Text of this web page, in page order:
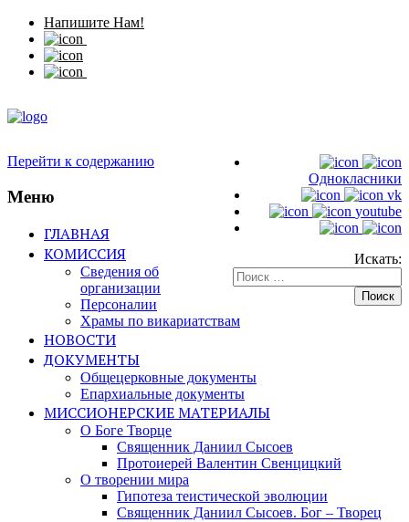
Напишите Нам!
Однокласники
vk
youtube
Искать:
Перейти к содержанию
Меню
ГЛАВНАЯ
КОМИССИЯ
Сведения об
организации
Персоналии
Храмы по викариатствам
НОВОСТИ
ДОКУМЕНТЫ
Общецерковные документы
Епархиальные документы
МИССИОНЕРСКИЕ МАТЕРИАЛЫ
О Боге Творце
Священник Даниил Сысоев
Протоиерей Валентин Свенцицкий
О творении мира
Гипотеза теистической эволюции
Священник Даниил Сысоев. Бог – Творец